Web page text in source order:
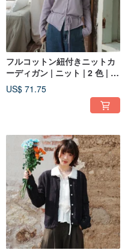
フルコットン紐付きニットカ
ーディガン | ニット | 2 色 | 春
物 | Sora-2074
US$ 71.75